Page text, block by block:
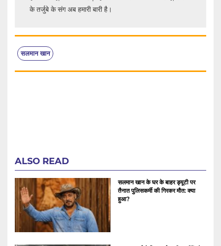
के तर्जुबे के संग अब हमारी बारी है।
सलमान खान
ALSO READ
सलमान खान के घर के बाहर ड्यूटी पर
तैनात पुलिसकर्मी की गिरकर मौत: क्या
हुआ?